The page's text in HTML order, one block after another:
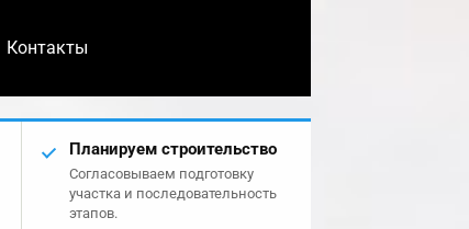
Контакты
Планируем строительство
Согласовываем подготовку
участка и последовательность
этапов.